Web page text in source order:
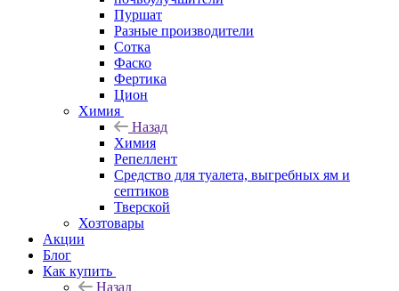
Пуршат
Разные производители
Сотка
Фаско
Фертика
Цион
Химия
Назад
Химия
Репеллент
Средство для туалета, выгребных ям и
септиков
Тверской
Хозтовары
Акции
Блог
Как купить
Назад